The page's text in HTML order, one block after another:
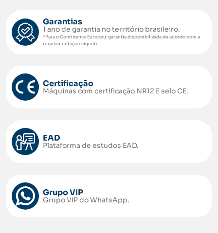
Garantias
1 ano de garantia no território brasileiro.
*Para o Continente Europeu: garantia disponibilizada de acordo com a
regulamentação vigente.
Certificação
Máquinas com certificação NR12 E selo CE.
EAD
Plataforma de estudos EAD.
Grupo VIP
Grupo VIP do WhatsApp.